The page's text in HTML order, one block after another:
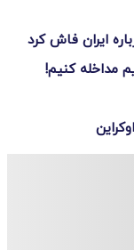
ایران فاش کرد
مداخله کنیم!